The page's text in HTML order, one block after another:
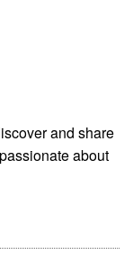
and share
about